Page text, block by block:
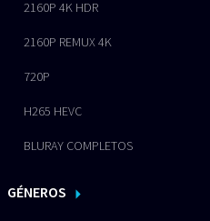
2160P 4K HDR
2160P REMUX 4K
720P
H265 HEVC
BLURAY COMPLETOS
GÉNEROS